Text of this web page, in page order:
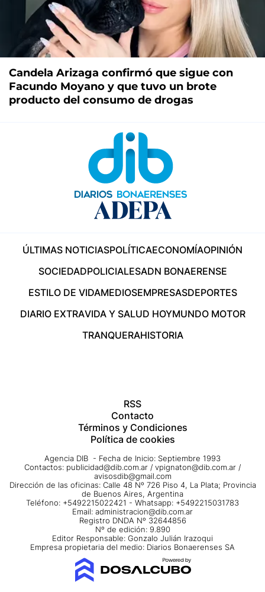
Candela Arizaga confirmó que sigue con
Facundo Moyano y que tuvo un brote
producto del consumo de drogas
ÚLTIMAS NOTICIASPOLÍTICAECONOMÍAOPINIÓN
SOCIEDADPOLICIALESADN BONAERENSE
ESTILO DE VIDAMEDIOSEMPRESASDEPORTES
DIARIO EXTRAVIDA Y SALUD HOYMUNDO MOTOR
TRANQUERAHISTORIA
RSS
Contacto
Términos y Condiciones
Política de cookies
Agencia DIB - Fecha de Inicio: Septiembre 1993
Contactos: publicidad@dib.com.ar / vpignaton@dib.com.ar /
avisosdib@gmail.com
Dirección de las oficinas: Calle 48 Nº 726 Piso 4, La Plata; Provincia
de Buenos Aires, Argentina
Teléfono: +5492215022421 - Whatsapp: +5492215031783
Email: administracion@dib.com.ar
Registro DNDA Nº 32644856
Nº de edición: 9.890
Editor Responsable: Gonzalo Julián Irazoqui
Empresa propietaria del medio: Diarios Bonaerenses SA